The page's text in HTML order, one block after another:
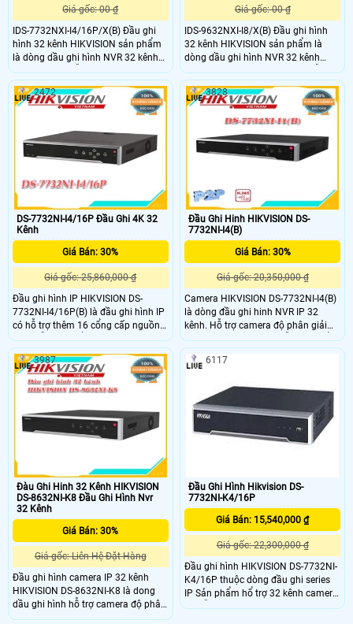
Giá gốc: 00 ₫
IDS-7732NXI-I4/16P/X(B) Đầu ghi
hình 32 kênh HIKVISION sản phẩm
là dòng dầu ghi hình NVR 32 kênh
camera POE Hỗ trợ camera tối đa
12 Megapixel. Hỗ trợ 16ch Nhận
diện & phân tích 32 thư viện và
100,000 khuôn mặt. Xuất hình độc
Sata 10TB, 1 eSata 2 LAN 1Gbps,
1USB 3
Giá gốc: 00 ₫
IDS-9632NXI-I8/X(B) Đầu ghi hình
32 kênh HIKVISION sản phẩm là
dòng dầu ghi hình NVR 32 kênh
camera tối đa 12 Megapixel. Hỗ trợ
16ch Nhận diện & phân tích 32 thư
viện và 100,000 khuôn mặt. Xuất
hình độc lập 4K HDMI1/HDMI2. Hỗ
trợ 8 ổ cứng Sata 10TB, 1 eSata 2
LAN 1Gbps, 1USB 3
DS-7732NI-I4/16P Đầu Ghi 4K 32
Kênh
Giá Bán: 30%
Giá gốc: 25,860,000 ₫
Đầu ghi hình IP HIKVISION DS-
7732NI-I4/16P(B) là đầu ghi hình IP
có hỗ trợ thêm 16 cổng cấp nguồn
POE, hỗ trợ chuẩn nén video H.264+
giúp tiết kiệm trung bình hơn 50%
dung lượng lưu trữ và chi phí HDD
so với H.264 truyền thống, hỗ trợ
camera IP, xem lại, truyền dữ liệu
điện thoại.
2472
Đầu Ghi Hinh HIKVISION DS-
7732NI-I4(B)
Giá Bán: 30%
Giá gốc: 20,350,000 ₫
Camera HIKVISION DS-7732NI-I4(B)
là dòng đầu ghi hinh NVR IP 32
kênh. Hỗ trợ camera độ phân giải
lên tới 8.0 megapixel. Hỗ trợ Chuẩn
nén H
3828
Đàu Ghi Hinh 32 Kênh HIKVISION
DS-8632NI-K8 Đầu Ghi Hình Nvr
32 Kênh
Giá Bán: 30%
Giá gốc: Liên Hệ-Đặt Hàng
Đầu ghi hình camera IP 32 kênh
HIKVISION DS-8632NI-K8 là dong
dầu ghi hình hỗ trợ camera độ phân
giải 8.0 megaxpixel H.265+/H.265
3987
Đầu Ghi Hình Hikvision DS-
7732NI-K4/16P
Giá Bán: 15,540,000 ₫
Giá gốc: 22,300,000 ₫
Đầu ghi hình HIKVISION DS-7732NI-
K4/16P thuộc dòng đầu ghi series
IP Sản phẩm hổ trợ 32 kênh camera
IP. Hỗ trợ hình ảnh camera tối đa 8
6117